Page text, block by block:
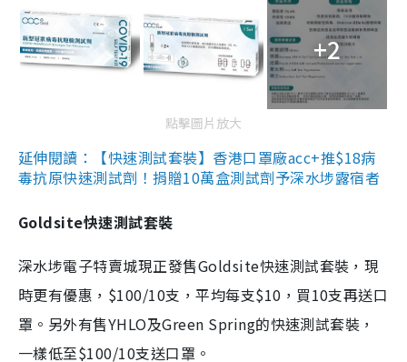
+2
點擊圖片放大
延伸閱讀：【快速測試套裝】香港口罩廠acc+推$18病
毒抗原快速測試劑！捐贈10萬盒測試劑予深水埗露宿者
Goldsite快速測試套裝
深水埗電子特賣城現正發售Goldsite快速測試套裝，現
時更有優惠，$100/10支，平均每支$10，買10支再送口
罩。另外有售YHLO及Green Spring的快速測試套裝，
一樣低至$100/10支送口罩。